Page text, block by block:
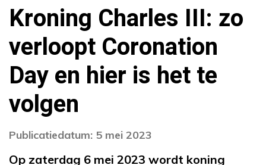
Kroning Charles III: zo
verloopt Coronation
Day en hier is het te
volgen
Publicatiedatum: 5 mei 2023
Op zaterdag 6 mei 2023 wordt koning